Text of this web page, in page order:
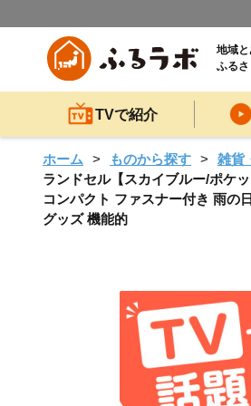
地域
ふる
TVで紹介
ホーム ものから探す 雑貨
ランドセル【スカイブルー/ポケ
コンパクト ファスナー付き 雨の
グッズ 機能的